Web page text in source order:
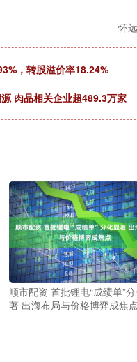
怀
，转股溢价率18.24%
肉品相关企业超489.3万家
顺市配资 首批锂电“成绩单”
著 出海布局与价格博弈成焦点